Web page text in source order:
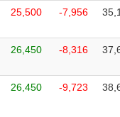
25,500 -7,956
26,450 -8,316
26,450 -9,723